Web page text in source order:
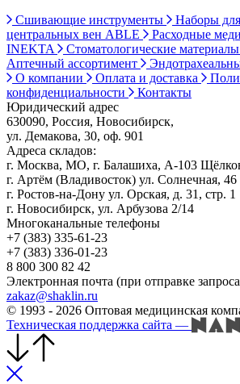
Сшивающие инструменты
Наборы
центральных вен ABLE
Расходные
INEKTA
Стоматологические
Аптечный ассортимент
О компании
Оплата и доставка
конфиденциальности
Контакты
Юридический адрес
630090, Россия, Новосибирск,
ул. Демакова, 30, оф. 901
Адреса складов:
г. Москва, МО, г. Балашиха, А-103
г. Артём (Владивосток) ул. Солнечная, 46
г. Ростов-на-Дону ул. Орская, д. 31, стр. 1
г. Новосибирск, ул. Арбузова 2/14
Многоканальные телефоны
+7 (383) 335-61-23
+7 (383) 336-01-23
8 800 300 82 42
Электронная почта (при отправке
zakaz@shaklin.ru
© 1993 - 2026 Оптовая медицинская
Техническая поддержка сайта —